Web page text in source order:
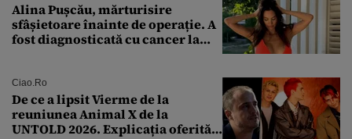
Alina Pușcău, mărturisire
sfâșietoare înainte de operație. A
fost diagnosticată cu cancer la
îmi salvez viața”
Ciao.ro
De ce a lipsit Vierme de la
reuniunea Animal X de la
UNTOLD 2026. Explicația oferită